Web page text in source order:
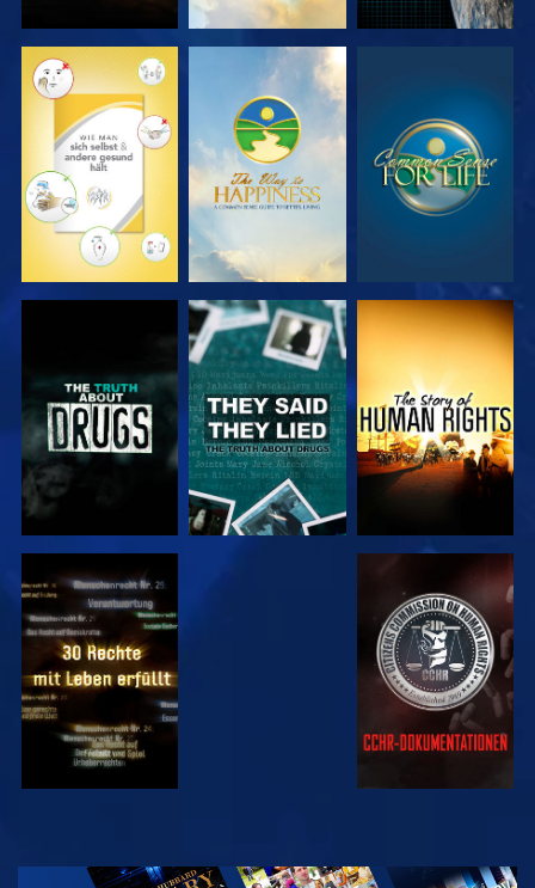
ANSEHEN ANSEHEN ANSEHEN
ANSEHEN ANSEHEN
ANSEHEN ANSEHEN
ANSEHEN
SERIE